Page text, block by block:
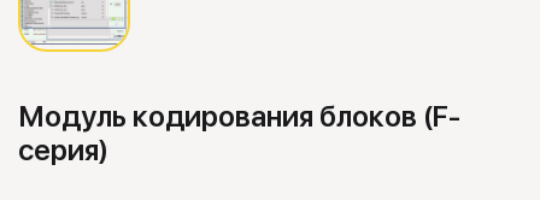
Модуль кодирования блоков (F-
серия)